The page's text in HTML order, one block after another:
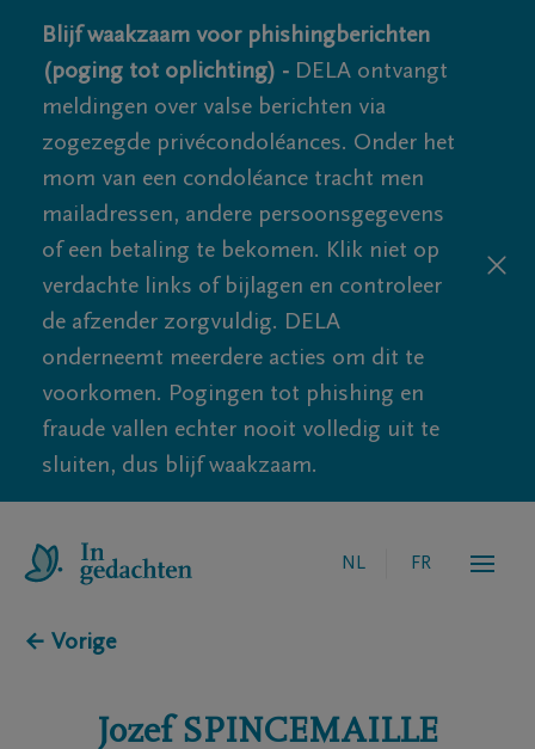
Blijf waakzaam voor phishingberichten
(poging tot oplichting) - DELA ontvangt
meldingen over valse berichten via
zogezegde privécondoléances. Onder het
mom van een condoléance tracht men
mailadressen, andere persoonsgegevens
of een betaling te bekomen. Klik niet op
verdachte links of bijlagen en controleer
de afzender zorgvuldig. DELA
onderneemt meerdere acties om dit te
voorkomen. Pogingen tot phishing en
fraude vallen echter nooit volledig uit te
sluiten, dus blijf waakzaam.
NL FR
← Vorige
Jozef SPINCEMAILLE